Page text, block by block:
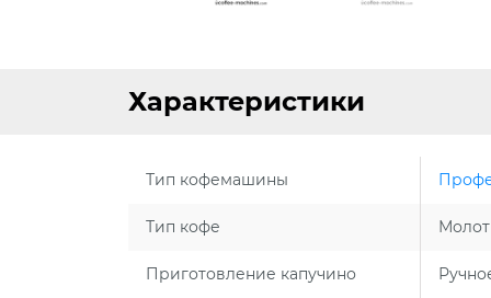
Характеристики
Тип кофемашины
Тип кофе
Приготовление капучино